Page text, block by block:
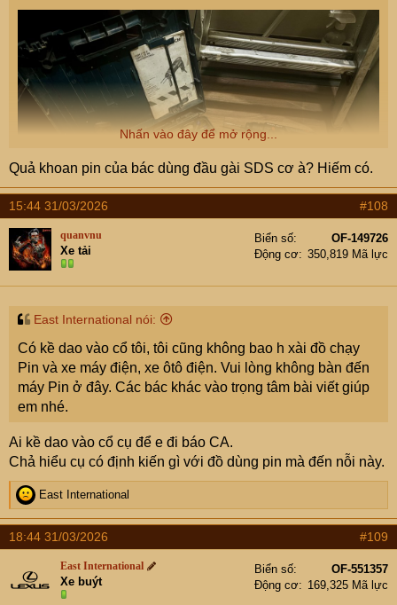
Khoan ở trên cao, đứng trên thang khá chênh vênh,
nhưng cầm con khoan pin để thi công rất nhẹ nhàng và
hiệu quả, chứ cầm con khoan điện nặng chịch, dây rợ
loằng ngoằng ở trên cao là khá nguy hiểm.
Nhấn vào đây để mở rộng...
Quả khoan pin của bác dùng đầu gài SDS cơ à? Hiếm có.
15:44 31/03/2026 #108
quanvnu
Xe tải
Biển số
OF-149726
Động cơ
350,819 Mã lực
East International nói:
Có kề dao vào cổ tôi, tôi cũng không bao h xài đồ chạy
Pin và xe máy điện, xe ôtô điện. Vui lòng không bàn đến
máy Pin ở đây. Các bác khác vào trọng tâm bài viết giúp
em nhé.
Ai kề dao vào cổ cụ để e đi báo CA.
Chả hiểu cụ có định kiến gì với đồ dùng pin mà đến nỗi này.
R
e
a
c
o
East International
18:44 31/03/2026 #109
East International
Xe buýt
Biển số
OF-551357
Động cơ
169,325 Mã lực